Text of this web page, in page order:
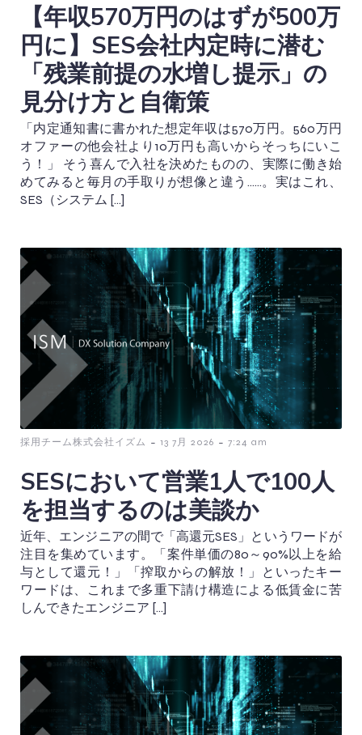
【年収570万円のはずが500万
円に】SES会社内定時に潜む
「残業前提の水増し提示」の
見分け方と自衛策
「内定通知書に書かれた想定年収は570万円。560万円
オファーの他会社より10万円も高いからそっちにいこ
う！」 そう喜んで入社を決めたものの、実際に働き始
めてみると毎月の手取りが想像と違う……。実はこれ、
SES（システム […]
採用チーム株式会社イズム - 13 7月 2026 - 7:24 am
SESにおいて営業1人で100人
を担当するのは美談か
近年、エンジニアの間で「高還元SES」というワードが
注目を集めています。「案件単価の80～90%以上を給
与として還元！」「搾取からの解放！」といったキー
ワードは、これまで多重下請け構造による低賃金に苦
しんできたエンジニア […]